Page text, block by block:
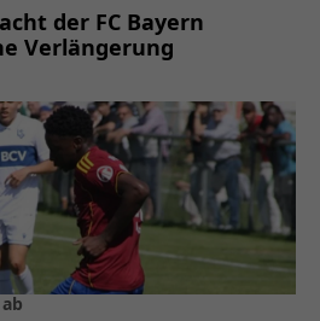
der FC Bayern
Verlängerung